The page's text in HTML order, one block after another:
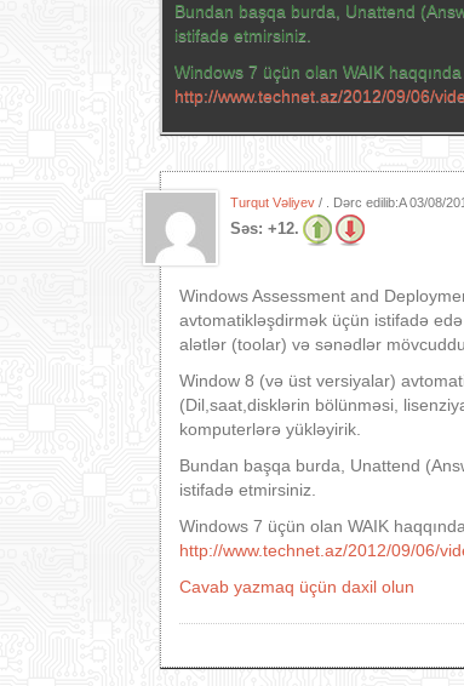
Bundan başqa burda, Unattend
istifadə etmirsiniz.
Windows 7 üçün olan WAIK
http://www.technet.az/2012/09/06/
Turqut Vəliyev / . Dərc edilib:A03/08/
Səs: +12.
Windows Assessment and
avtomatikləşdirmək üçün istifadə
alətlər (toolar) və sənədlər
Window 8 (və üst versiyalar)
(Dil,saat,disklərin bölünməsi,
komputerlərə yükləyirik.
Bundan başqa burda, Unattend
istifadə etmirsiniz.
Windows 7 üçün olan WAIK
http://www.technet.az/2012/09/06/
Cavab yazmaq üçün daxil olun